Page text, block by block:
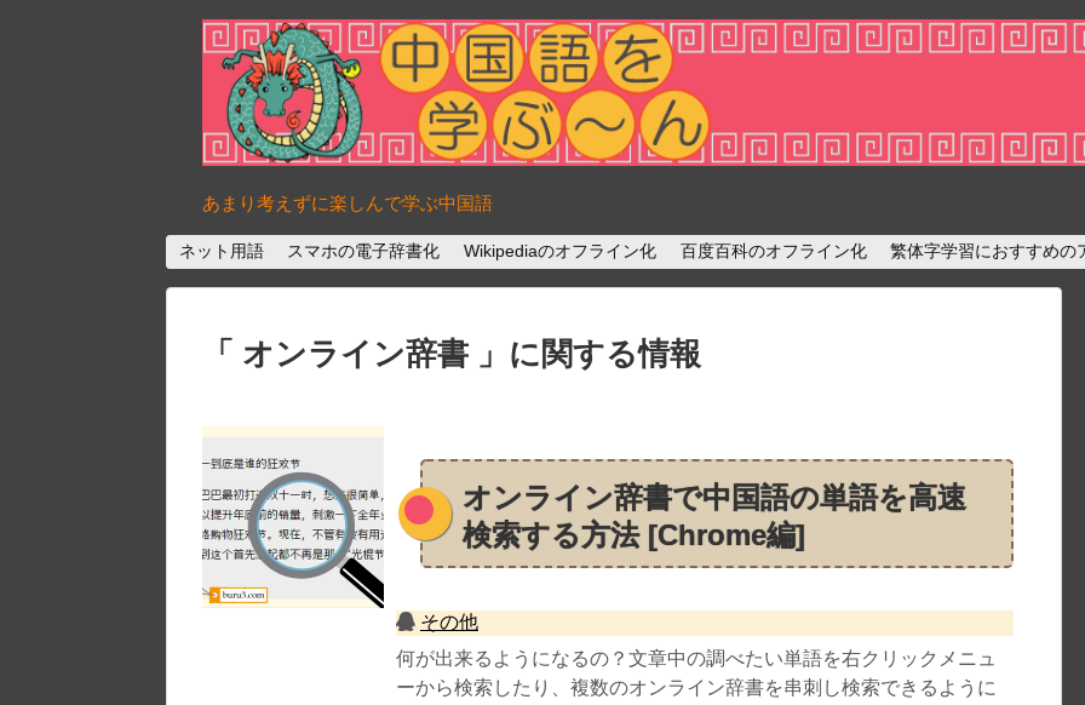
あまり考えずに楽しんで学ぶ中国語
ネット用語 スマホの電子辞書化 Wikipediaのオフライン化 百度百科のオフライン化 繁体字学習におすすめの
オンライン辞書 に関する情報
オンライン辞書で中国語の単語を高速
検索する方法 [Chrome編]
その他
何が出来るようになるの？文章中の調べたい単語を右クリックメニュ
ーから検索したり、複数のオンライン辞書を串刺し検索できるように